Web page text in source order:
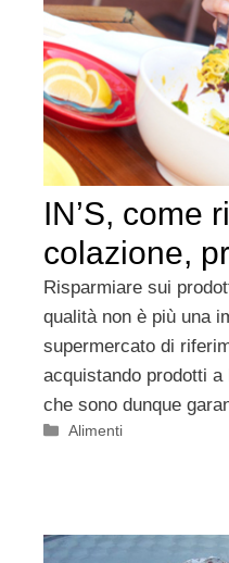
IN’S, come
colazione,
Risparmiare sui
qualità non è più una
supermercato di
acquistando prodotti
che sono dunque
Categorie
Alimenti